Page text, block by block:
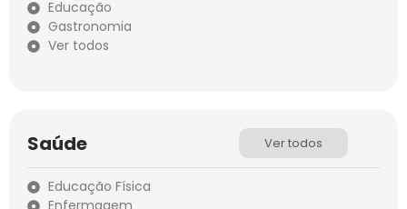
Educação
Gastronomia
Ver todos
Saúde Ver todos
Educação Física